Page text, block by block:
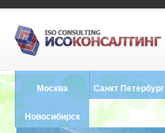
Москва Санкт Петербург
8 (812) 748-2493
Новосибирск